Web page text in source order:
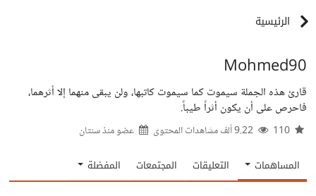
الرئيسية
Mohmed90
قارئ هذه الجملة سيموت كما سيموت كاتبها، ولن يبقى منهما إلا أثرهما،
فاحرص على أن يكون أثراً طيباً.
عضو منذسنتان
المساهمات التعليقات المجتمعات المفضلة